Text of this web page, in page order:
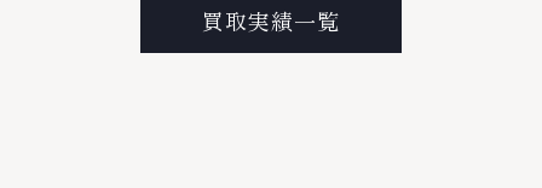
さい。なかでも金・プラチナ等の
アクセサリー・貴金属・宝石・ダ
イヤモンド・ジュエリーや ブラ
となら、お任せください。なかで
も金・プラチナ等のアクセサリ
ー・貴金属・宝石・ダイヤモン
買取実績一覧